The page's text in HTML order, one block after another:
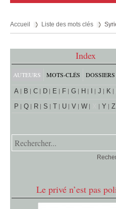
Accueil Liste des mots clés
Index
AUTEURS MOTS-CLÉS DOSSIERS
A B C D E F G H J K
P
Q R S T U V W Y Z
Le privé n’est pas